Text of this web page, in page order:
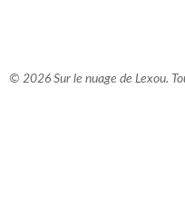
© 2026 Sur le nuage de Lexou.